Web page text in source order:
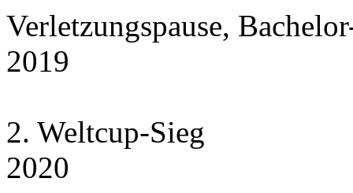
Verletzungspause,
2019
2. Weltcup-Sieg
2020